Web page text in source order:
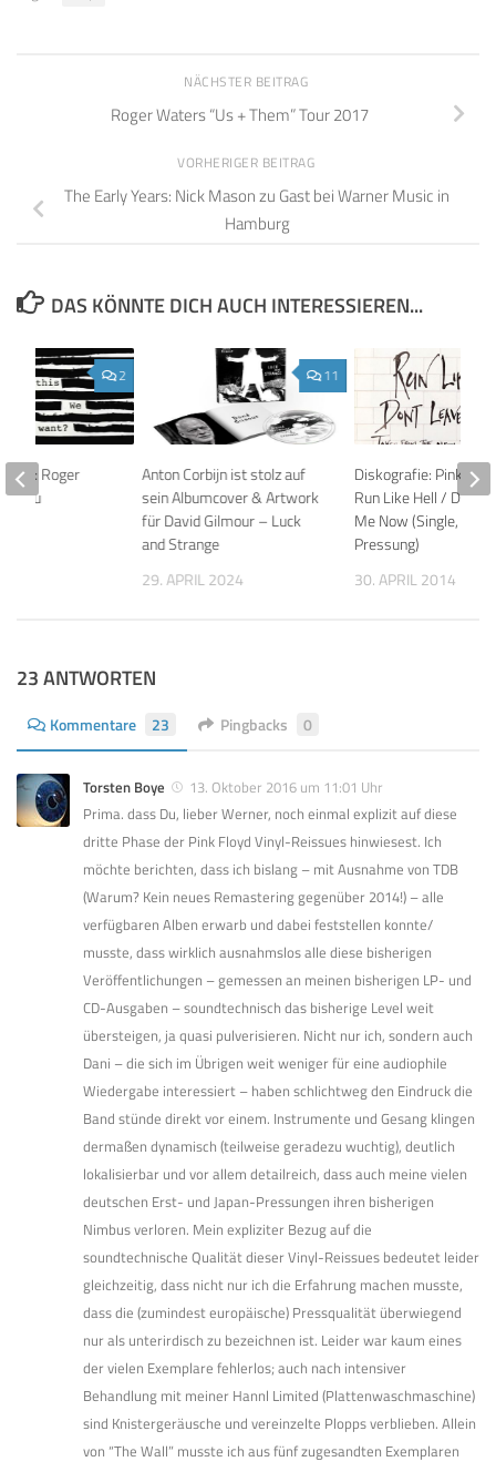
NÄCHSTER BEITRAG
Roger Waters “Us + Them” Tour 2017
VORHERIGER BEITRAG
The Early Years: Nick Mason zu Gast bei Warner Music in
Hamburg
DAS KÖNNTE DICH AUCH INTERESSIEREN...
11
Anton Corbijn ist stolz auf
sein Albumcover & Artwork
für David Gilmour – Luck
and Strange
29. APRIL 2024
Diskografie: Pink
Run Like Hell / Don’t
Me Now (Single,
Pressung)
30. APRIL 2014
2
Roger
Vu
23 ANTWORTEN
Kommentare 23 Pingbacks 0
Torsten Boye
13. Oktober 2016 um 11:01 Uhr
Prima. dass Du, lieber Werner, noch einmal explizit auf diese
dritte Phase der Pink Floyd Vinyl-Reissues hinwiesest. Ich
möchte berichten, dass ich bislang – mit Ausnahme von TDB
(Warum? Kein neues Remastering gegenüber 2014!) – alle
verfügbaren Alben erwarb und dabei feststellen konnte/
musste, dass wirklich ausnahmslos alle diese bisherigen
Veröffentlichungen – gemessen an meinen bisherigen LP- und
CD-Ausgaben – soundtechnisch das bisherige Level weit
übersteigen, ja quasi pulverisieren. Nicht nur ich, sondern auch
Dani – die sich im Übrigen weit weniger für eine audiophile
Wiedergabe interessiert – haben schlichtweg den Eindruck die
Band stünde direkt vor einem. Instrumente und Gesang klingen
dermaßen dynamisch (teilweise geradezu wuchtig), deutlich
lokalisierbar und vor allem detailreich, dass auch meine vielen
deutschen Erst- und Japan-Pressungen ihren bisherigen
Nimbus verloren. Mein expliziter Bezug auf die
soundtechnische Qualität dieser Vinyl-Reissues bedeutet leider
gleichzeitig, dass nicht nur ich die Erfahrung machen musste,
dass die (zumindest europäische) Pressqualität überwiegend
nur als unterirdisch zu bezeichnen ist. Leider war kaum eines
der vielen Exemplare fehlerlos; auch nach intensiver
Behandlung mit meiner Hannl Limited (Plattenwaschmaschine)
sind Knistergeräusche und vereinzelte Plopps verblieben. Allein
von “The Wall” musste ich aus fünf zugesandten Exemplaren